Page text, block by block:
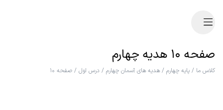
صفحه ۱۰ هدیه چهارم
کلاس ما / پایه چهارم /هدیه های آسمان چهارم / درس اول / صفحه ۱۰